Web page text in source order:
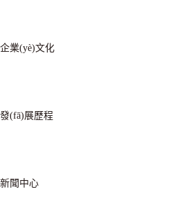
企業(yè)文化
發(fā)展歷程
新聞中心